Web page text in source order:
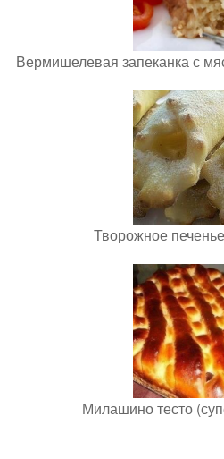
Вермишелевая запеканка с
Творожное
Милашино тесто